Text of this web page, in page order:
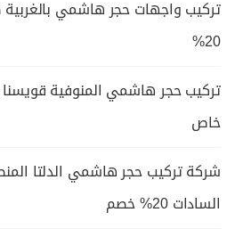
تركيب واجهات حجر هاشمي
20%
تركيب حجر هاشمي المنوفية
خاص
شركة تركيب حجر هاشمي الدلتا
السادات 20% خصم